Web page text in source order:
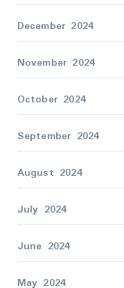
December 2024
November 2024
October 2024
September 2024
August 2024
July 2024
June 2024
May 2024